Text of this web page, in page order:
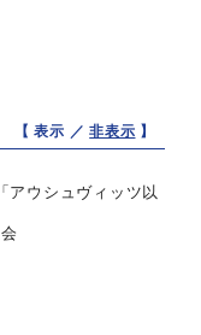
【 表示 ／非表示 】
ウシュヴィッツ以